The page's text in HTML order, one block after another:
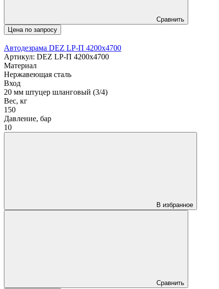
Сравнить
Цена по запросу
Автодезрама DEZ LP-П 4200х4700
Артикул: DEZ LP-П 4200х4700
Материал
Нержавеющая сталь
Вход
20 мм штуцер шланговый (3/4)
Вес, кг
150
Давление, бар
10
В избранное
Сравнить